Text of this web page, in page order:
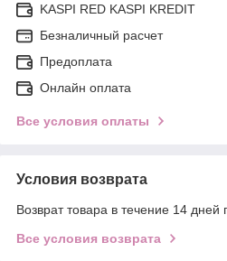
KASPI RED KASPI KREDIT
Безналичный расчет
Предоплата
Онлайн оплата
Все условия оплаты
Условия возврата
Возврат товара в течение 14 дней
Все условия возврата